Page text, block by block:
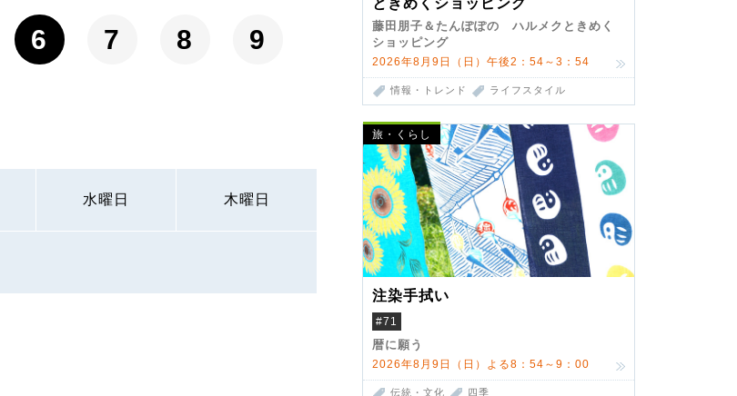
ときめくショッピング
藤田朋子＆たんぽぽの ハルメクときめく
ショッピング
2026年8月9日（日）午後2：54～3：54
情報・トレンド ライフスタイル
旅・くらし
注染手拭い
#71
暦に願う
2026年8月9日（日）よる8：54～9：00
伝統・文化 四季
6 7 8
9
水曜日 木曜日